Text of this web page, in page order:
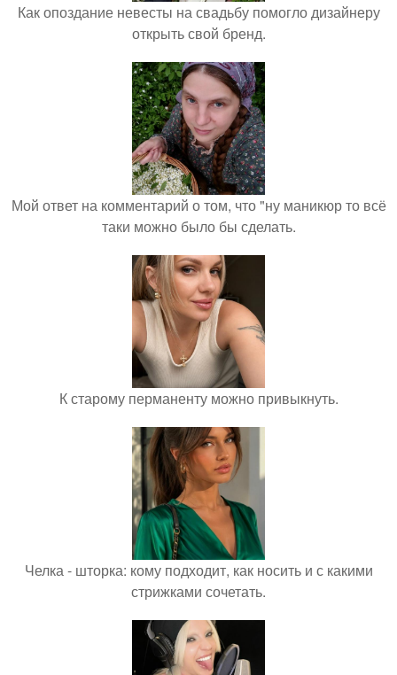
Как опоздание невесты на свадьбу помогло дизайнеру
открыть свой бренд.
Мой ответ на комментарий о том, что "ну маникюр то всё
таки можно было бы сделать.
К старому перманенту можно привыкнуть.
Челка - шторка: кому подходит, как носить и с какими
стрижками сочетать.